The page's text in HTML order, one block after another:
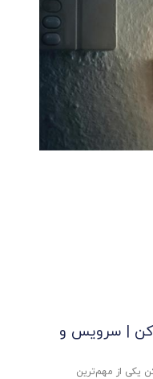
| سرویس و
یکی از مهم‌ترین